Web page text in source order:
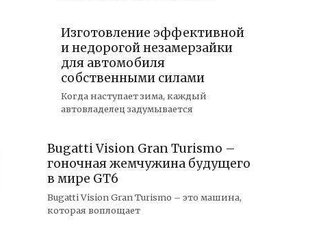
Изготовление эффективной
и недорогой незамерзайки
для автомобиля
собственными силами
Когда наступает зима, каждый
автовладелец задумывается
Bugatti Vision Gran Turismo –
гоночная жемчужина будущего
в мире GT6
Bugatti Vision Gran Turismo – это машина,
которая воплощает